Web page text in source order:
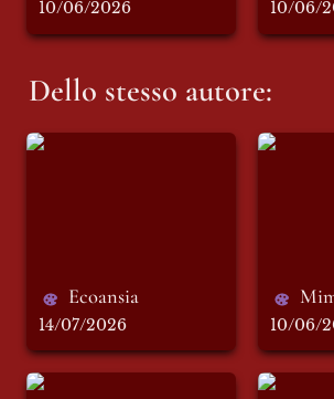
10/06/2026 10/06/
Dello stesso autore:
Ecoansia
Ecoansia
14/07/2026 10/06/
Cos’è casa